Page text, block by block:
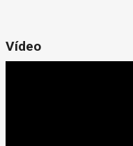
Vídeo